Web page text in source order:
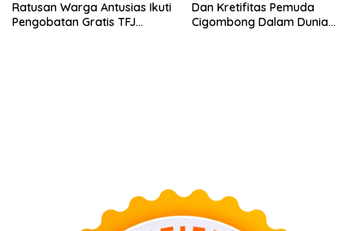
Ratusan Warga Antusias Ikuti
Pengobatan Gratis TFJ
Dan Kretifitas Pemuda
Cigombong Dalam Dunia